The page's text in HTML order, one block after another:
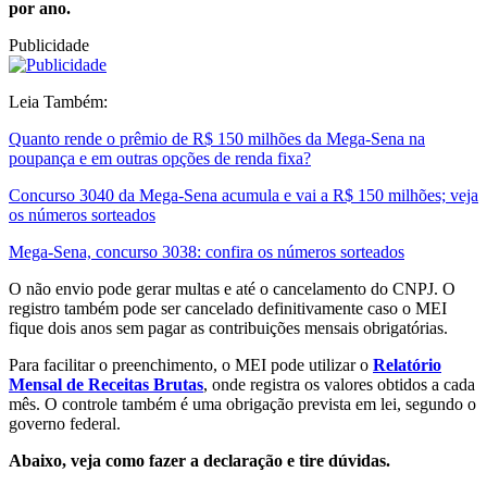
por ano.
Publicidade
Leia Também:
Quanto rende o prêmio de R$ 150 milhões da Mega-Sena na
poupança e em outras opções de renda fixa?
Concurso 3040 da Mega-Sena acumula e vai a R$ 150 milhões; veja
os números sorteados
Mega-Sena, concurso 3038: confira os números sorteados
O não envio pode gerar multas e até o cancelamento do CNPJ. O
registro também pode ser cancelado definitivamente caso o MEI
fique dois anos sem pagar as contribuições mensais obrigatórias.
Para facilitar o preenchimento, o MEI pode utilizar o Relatório
Mensal de Receitas Brutas, onde registra os valores obtidos a cada
mês. O controle também é uma obrigação prevista em lei, segundo o
governo federal.
Abaixo, veja como fazer a declaração e tire dúvidas.